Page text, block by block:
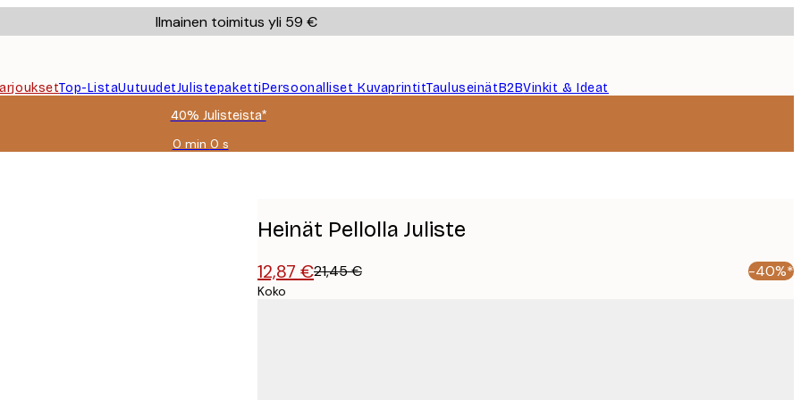
Ilmainen toimitus yli 59 €
Top-ListaUutuudetJulistepakettiPersoonalliset KuvaprintitTauluseinätB2BVinkit & Ideat
40% Julisteista*
0 min 0 s
Voimassa
Heinät Pellolla Juliste
12,87 €21,45 € -40%*
Koko